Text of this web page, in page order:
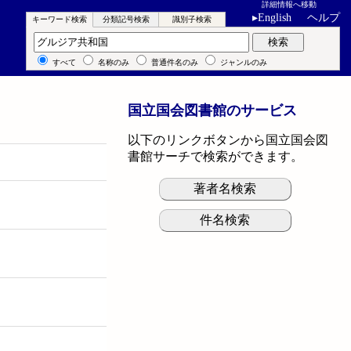
詳細情報へ移動
▸English ヘルプ
キーワード検索 分類記号検索 識別子検索
キーワード検索 検索
すべて 名称のみ 普通件名のみ ジャンルのみ
国立国会図書館のサービス
以下のリンクボタンから国立国会図
書館サーチで検索ができます。
著者名検索
件名検索